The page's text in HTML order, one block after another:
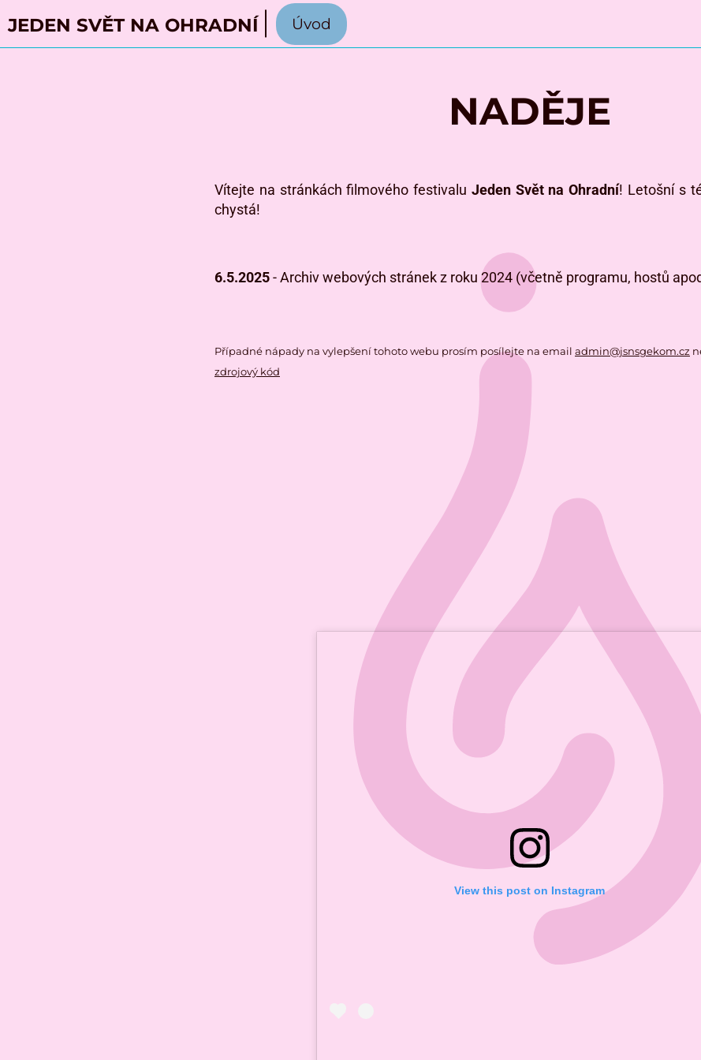
JEDEN SVĚT NA OHRADNÍ Úvod
NADĚJE
Vítejte na stránkách filmového festivalu Jeden Svět na Ohradní! Letošní s
chystá!
6.5.2025- Archiv webových stránek z roku 2024 (včetně programu, hostů
Případné nápady na vylepšení tohoto webu prosím posílejte na email admin@jsnsgekom.cz
zdrojový kód
View this post on Instagram